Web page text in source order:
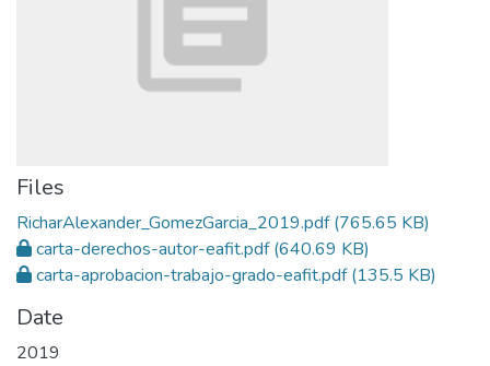
Files
RicharAlexander_GomezGarcia_2019.pdf(765.65 KB)
carta-derechos-autor-eafit.pdf(640.69 KB)
carta-aprobacion-trabajo-grado-eafit.pdf(135.5 KB)
Date
2019